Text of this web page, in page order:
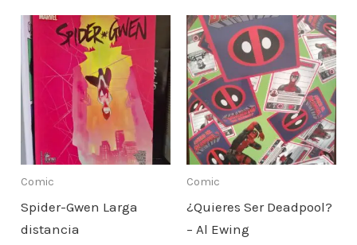
Comic
Spider-Gwen Larga
distancia
Comic
¿Quieres Ser Deadpool?
– Al Ewing